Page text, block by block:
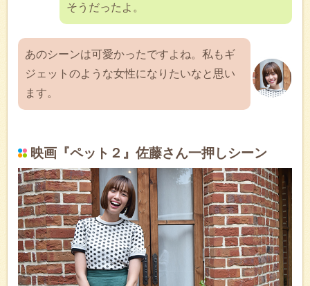
そうだったよ。
あのシーンは可愛かったですよね。私もギ
ジェットのような女性になりたいなと思い
ます。
映画『ペット２』佐藤さん一押しシーン